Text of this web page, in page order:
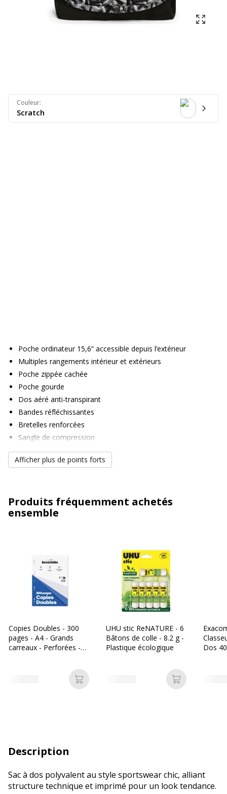
Couleur:
Scratch
Poche ordinateur 15,6” accessible depuis l’extérieur
Multiples rangements intérieur et extérieurs
Poche zippée cachée
Poche gourde
Dos aéré anti-transpirant
Bandes réfléchissantes
Bretelles renforcées
Sangle de compression
Matière déperlante
Afficher plus de points forts
Produits fréquemment achetés
ensemble
Copies Doubles - 300
pages - A4 - Grands
carreaux - Perforées -
Ajouter au panier
UHU stic ReNATURE - 6
Bâtons de colle - 8.2 g -
Plastique écologique
Ajouter au
Dos
Description
Sac à dos polyvalent au style sportswear chic, alliant
structure technique et imprimé pour un look tendance.